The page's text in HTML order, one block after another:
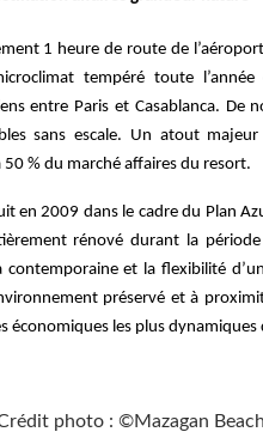
1 heure de route de
tempéré toute
entre Paris et Casablanca. De
sans escale. Un atout
50 % du marché affaires du resort.
en 2009 dans le cadre du Plan
rénové durant la
contemporaine et la flexibilité
préservé et à
économiques les plus dynamiques
photo : ©Mazagan